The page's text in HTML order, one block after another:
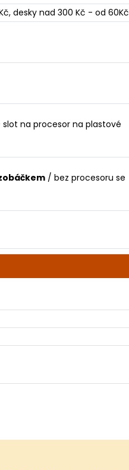
desky nad 300 Kč - od 60Kč
slot na procesor na plastové
/ bez procesoru se